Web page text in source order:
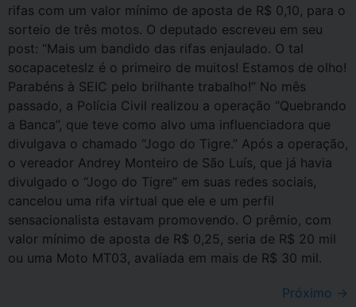
rifas com um valor mínimo de aposta de R$ 0,10, para o
sorteio de três motos. O deputado escreveu em seu
post: “Mais um bandido das rifas enjaulado. O tal
socapaceteslz é o primeiro de muitos! Estamos de olho!
Parabéns à SEIC pelo brilhante trabalho!” No mês
passado, a Polícia Civil realizou a operação “Quebrando
a Banca”, que teve como alvo uma influenciadora que
divulgava o chamado “Jogo do Tigre.” Após a operação,
o vereador Andrey Monteiro de São Luís, que já havia
divulgado o “Jogo do Tigre” em suas redes sociais,
cancelou uma rifa virtual que ele e um perfil
sensacionalista estavam promovendo. O prêmio, com
valor mínimo de aposta de R$ 0,25, seria de R$ 20 mil
ou uma Moto MT03, avaliada em mais de R$ 30 mil.
Próximo →